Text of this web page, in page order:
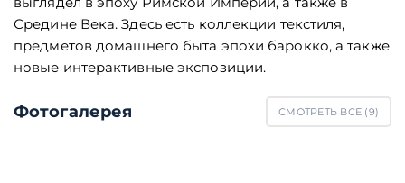
Средине Века. Здесь есть коллекции текстиля,
предметов домашнего быта эпохи барокко, а также
новые интерактивные экспозиции.
Фотогалерея СМОТРЕТЬ ВСЕ (9)